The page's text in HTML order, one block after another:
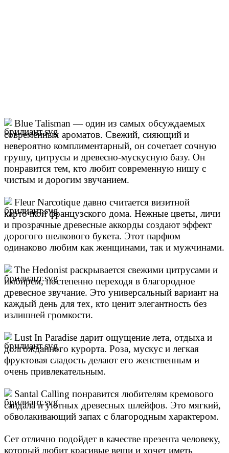
Blue Talisman — один из самых обсуждаемых
современных ароматов. Свежий, сияющий и
невероятно комплиментарный, он сочетает сочную
грушу, цитрусы и древесно-мускусную базу. Он
понравится тем, кто любит современную нишу с
чистым и дорогим звучанием.
Fleur Narcotique давно считается визитной
карточкой французского дома. Нежные цветы, личи
и прозрачные древесные аккорды создают эффект
дорогого шелкового букета. Этот парфюм
одинаково любим как женщинами, так и мужчинами.
The Hedonist раскрывается свежими цитрусами и
имбирем, постепенно переходя в благородное
древесное звучание. Это универсальный вариант на
каждый день для тех, кто ценит элегантность без
излишней громкости.
Lust In Paradise дарит ощущение лета, отдыха и
долгожданного курорта. Роза, мускус и легкая
фруктовая сладость делают его женственным и
очень привлекательным.
Santal Calling понравится любителям кремового
сандала и уютных древесных шлейфов. Это мягкий,
обволакивающий запах с благородным характером.
Сет отлично подойдет в качестве презента человеку,
который любит красивые вещи и хочет иметь